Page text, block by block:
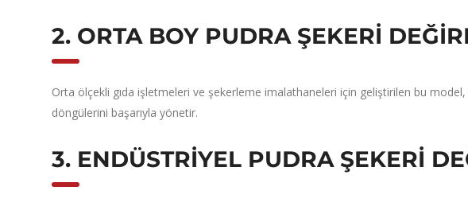
2. ORTA BOY PUDRA ŞEKERI
Orta ölçekli gıda işletmeleri ve şekerleme imalathaneleri için geliştirilen bu model,
döngülerini başarıyla yönetir.
3. ENDÜSTRIYEL PUDRA ŞEKERI